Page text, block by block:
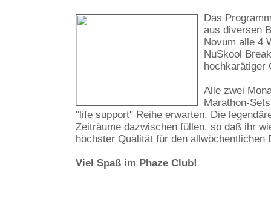
Das
aus diversen
Novum alle 4
NuSkool
hochkarätiger
Alle zwei
Marathon-
"life support" Reihe erwarten. Die
Zeiträume dazwischen füllen, so daß ihr
höchster Qualität für den allwöchentlichen
Viel Spaß im Phaze Club!